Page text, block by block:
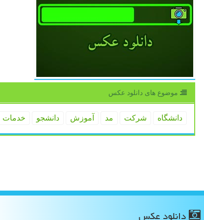
موضوع های دانلود عكس
دانشگاه شركت مد آموزش دانشجو خدمات
دانلود عكس